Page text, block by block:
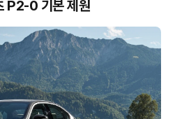
P2-0 기본 제원